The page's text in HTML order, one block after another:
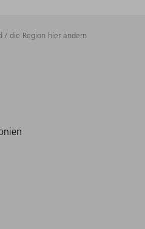
/ die Region hier ändern